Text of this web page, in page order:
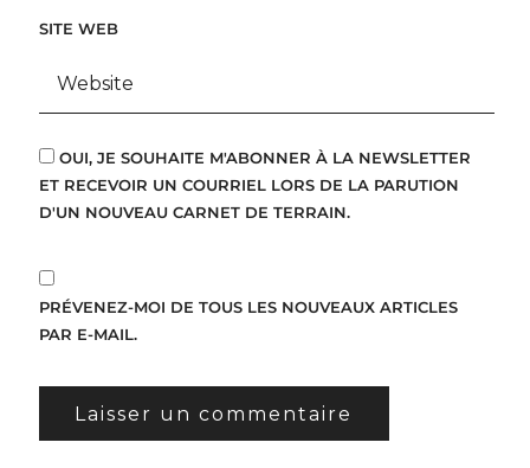
SITE WEB
OUI, JE SOUHAITE M'ABONNER À LA NEWSLETTER
ET RECEVOIR UN COURRIEL LORS DE LA PARUTION
D'UN NOUVEAU CARNET DE TERRAIN.
PRÉVENEZ-MOI DE TOUS LES NOUVEAUX ARTICLES
PAR E-MAIL.